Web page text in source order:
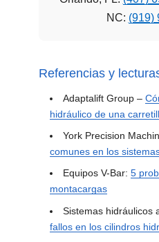
NC: (919)
Referencias y
Adaptalift Group –
hidráulico de una
York Precision
comunes en los
Equipos V-Bar: 5
montacargas
Sistemas hidráulicos
fallos en los cilindros